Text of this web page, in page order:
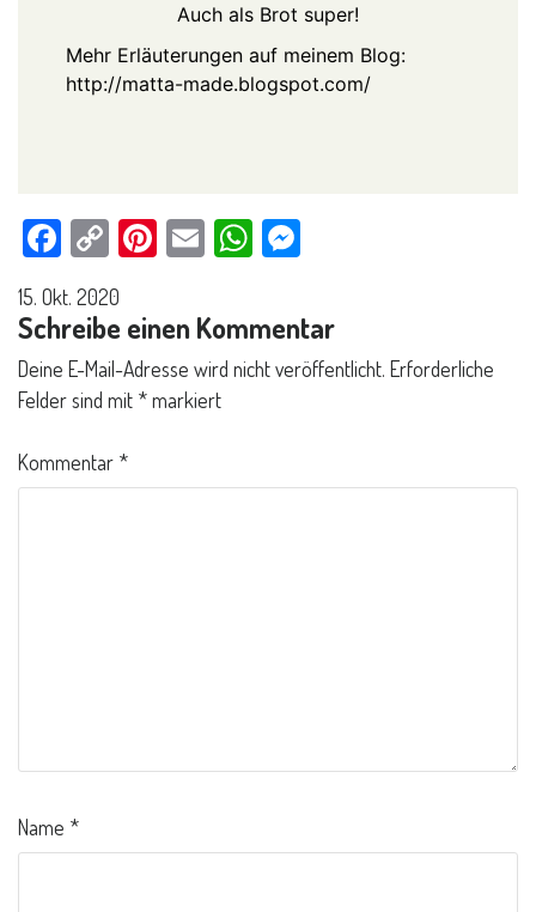
Auch als Brot super!
Mehr Erläuterungen auf meinem Blog:
http://matta-made.blogspot.com/
Facebook
Copy
Link
Pinterest
EmailWhatsApp
15. Okt. 2020
Schreibe einen Kommentar
Deine E-Mail-Adresse wird nicht veröffentlicht. Erforderliche
Felder sind mit *markiert
Kommentar *
Name *